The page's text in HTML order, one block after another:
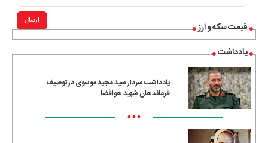
قیمت سکه و ارز
یادداشت
یادداشت سردار سید مجید موسوی در توصیف
فرماندهان شهید هوافضا
•••
ارسال